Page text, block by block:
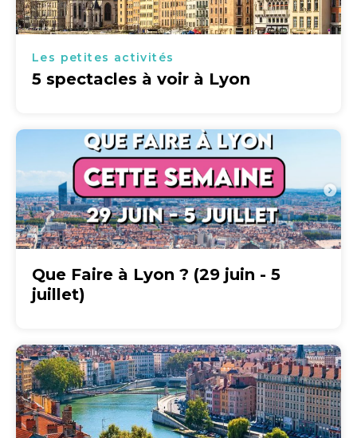
Les petites activités
5 spectacles à voir à Lyon
Que Faire à Lyon ? (29 juin - 5
juillet)